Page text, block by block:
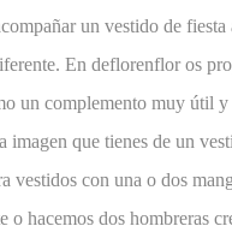
un vestido de
En deflorenflor os
un complemento muy útil
imagen que tienes de un
vestidos con una o dos
o hacemos dos hombreras